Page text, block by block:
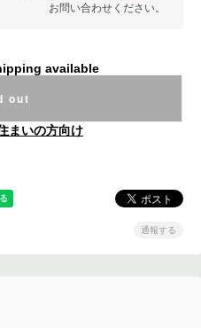
お問い合わせください。
available
out
まいの方向け
通報する